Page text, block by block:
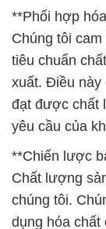
**Phối hợp
Chúng tôi
tiêu chuẩn
xuất. Điều này
đạt được chất
yêu cầu của
**Chiến lược
Chất lượng
chúng tôi.
dụng hóa chất